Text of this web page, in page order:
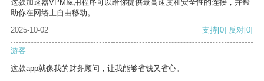
这款加速器VPM应用程序可以给你提供最高速度和安全性的连接，并帮
助你在网络上自由移动。
2025-10-02
支持[0] 反对[0]
游客
这款app就像我的财务顾问，让我能够省钱又省心。